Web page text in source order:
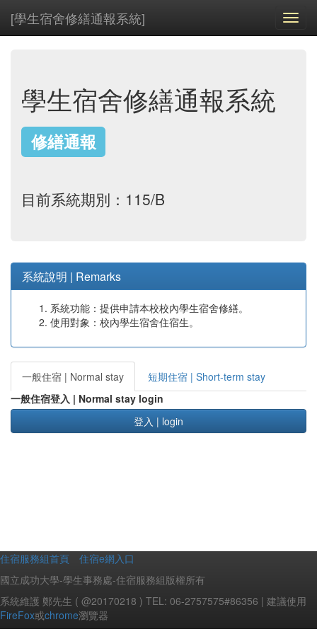
[學生宿舍修繕通報系統]
學生宿舍修繕通報系統
修繕通報
目前系統期別：115/B
系統說明 | Remarks
系統功能：提供申請本校校內學生宿舍修繕。
使用對象：校內學生宿舍住宿生。
一般住宿 | Normal stay
短期住宿 | Short-term stay
一般住宿登入 | Normal stay login
登入 | login
住宿服務組首頁
住宿e網入口
國立成功大學-學生事務處-住宿服務組版權所有
系統維護 鄭先生 ( @20170218 ) TEL: 06-2757575#86356 | 建議使用
FireFox或chrome瀏覽器